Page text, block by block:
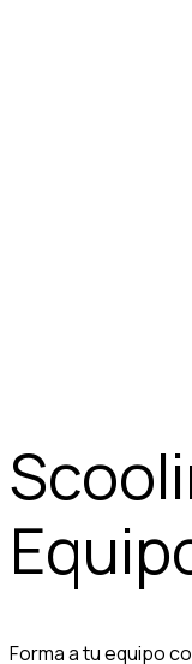
Forma a tu equipo